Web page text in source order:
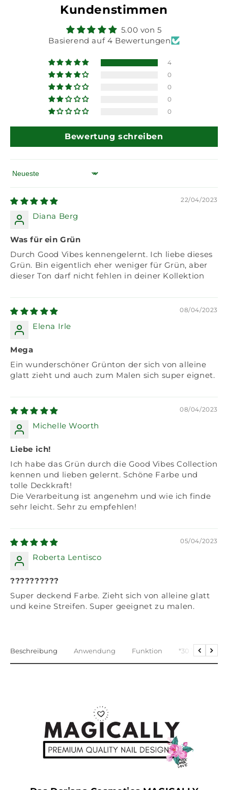
Kundenstimmen
5.00 von 5
Basierend auf 4 Bewertungen
4
0
0
0
0
Bewertung schreiben
Sort by
22/04/2023
Diana Berg
Was für ein Grün
Durch Good Vibes kennengelernt. Ich liebe dieses
Grün. Bin eigentlich eher weniger für Grün, aber
dieser Ton darf nicht fehlen in deiner Kollektion
08/04/2023
Elena Irle
Mega
Ein wunderschöner Grünton der sich von alleine
glatt zieht und auch zum Malen sich super eignet.
08/04/2023
Michelle Woorth
Liebe ich!
Ich habe das Grün durch die Good Vibes Collection
kennen und lieben gelernt. Schöne Farbe und
tolle Deckkraft!
Die Verarbeitung ist angenehm und wie ich finde
sehr leicht. Sehr zu empfehlen!
05/04/2023
Roberta Lentisco
??????????
Super deckend Farbe. Zieht sich von alleine glatt
und keine Streifen. Super geeignet zu malen.
Beschreibung Anwendung Funktion *30 Tage Geld
Return